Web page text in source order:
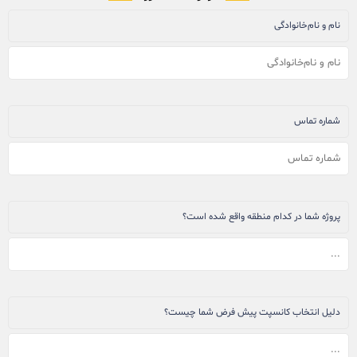
نام و نام‌خانوادگی
شماره تماس
پروژه شما در کدام منطقه واقع شده است؟
دلیل انتخاب کانسپت پیش فرض شما چیست؟